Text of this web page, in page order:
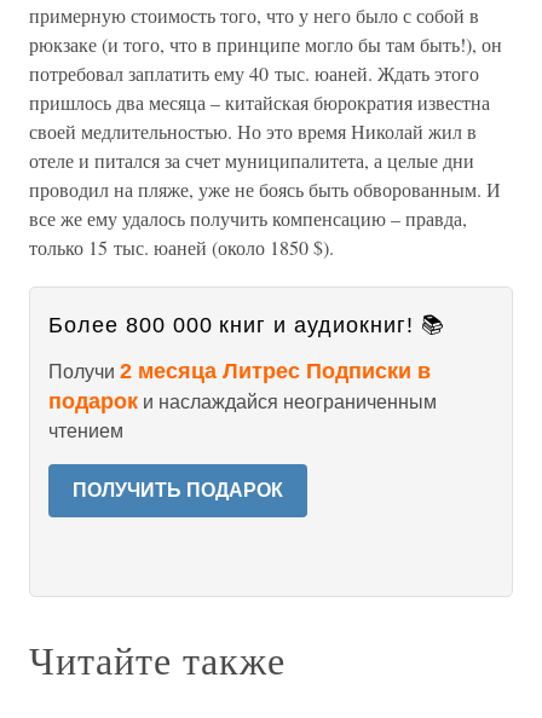
примерную стоимость того, что у него было с собой в
рюкзаке (и того, что в принципе могло бы там быть!), он
потребовал заплатить ему 40 тыс. юаней. Ждать этого
пришлось два месяца – китайская бюрократия известна
своей медлительностью. Но это время Николай жил в
отеле и питался за счет муниципалитета, а целые дни
проводил на пляже, уже не боясь быть обворованным. И
все же ему удалось получить компенсацию – правда,
только 15 тыс. юаней (около 1850 $).
Более 800 000 книг и аудиокниг! 📚
Получи 2 месяца Литрес Подписки в
подарок и наслаждайся неограниченным
чтением
ПОЛУЧИТЬ ПОДАРОК
Читайте также